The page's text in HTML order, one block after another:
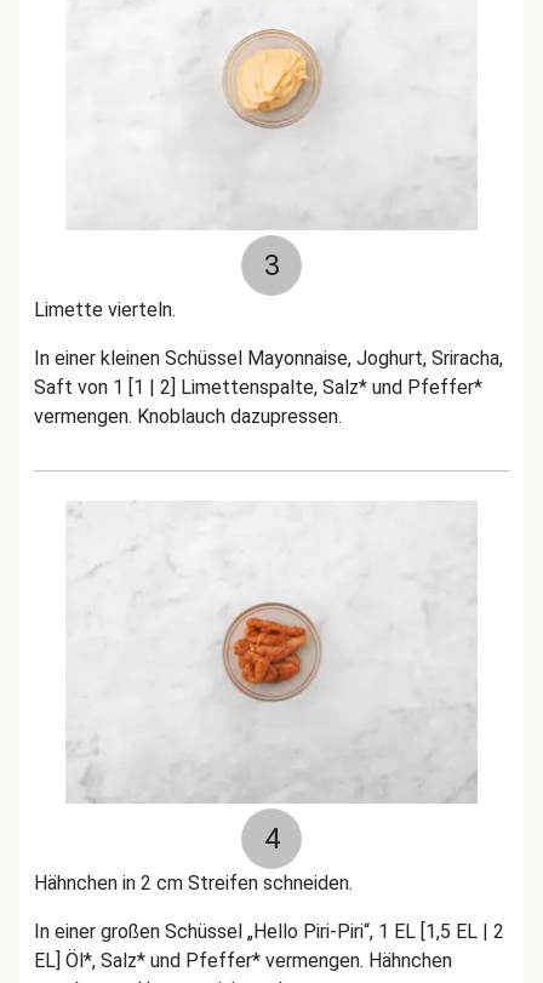
3
Limette vierteln.
In einer kleinen Schüssel Mayonnaise, Joghurt, Sriracha,
Saft von 1 [1 | 2] Limettenspalte, Salz* und Pfeffer*
vermengen. Knoblauch dazupressen.
4
Hähnchen in 2 cm Streifen schneiden.
In einer großen Schüssel „Hello Piri-Piri“, 1 EL [1,5 EL | 2
EL] Öl*, Salz* und Pfeffer* vermengen. Hähnchen